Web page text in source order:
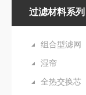
过滤材料系列
组合型滤网
湿帘
全热交换芯